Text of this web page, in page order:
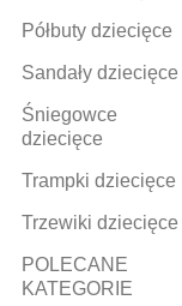
Półbuty dziecięce
Sandały dziecięce
Śniegowce
dziecięce
Trampki dziecięce
Trzewiki dziecięce
POLECANE
KATEGORIE